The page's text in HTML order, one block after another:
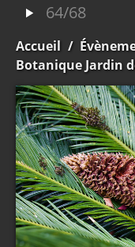
64/68
Accueil /
Botanique Jardin